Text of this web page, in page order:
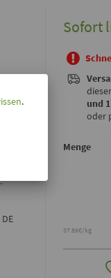
Sofort
und
oder
Menge
37.89€/kg
.